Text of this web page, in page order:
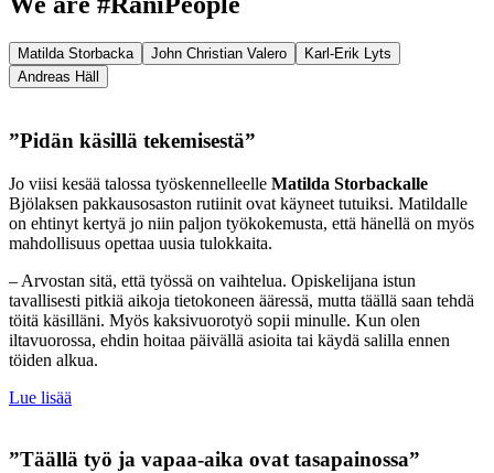
Matilda Storbacka John Christian Valero
Karl-Erik Lyts
Andreas Häll
”Pidän käsillä tekemisestä”
Jo viisi kesää talossa työskennelleelle Matilda Storbackalle
Bjölaksen pakkausosaston rutiinit ovat käyneet tutuiksi. Matildalle
on ehtinyt kertyä jo niin paljon työkokemusta, että hänellä on myös
mahdollisuus opettaa uusia tulokkaita.
– Arvostan sitä, että työssä on vaihtelua. Opiskelijana istun
tavallisesti pitkiä aikoja tietokoneen ääressä, mutta täällä saan tehdä
töitä käsilläni. Myös kaksivuorotyö sopii minulle. Kun olen
iltavuorossa, ehdin hoitaa päivällä asioita tai käydä salilla ennen
töiden alkua.
Lue lisää
”Täällä työ ja vapaa-aika ovat tasapainossa”